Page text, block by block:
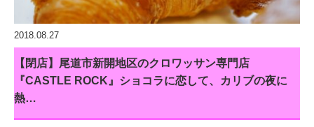
2018.08.27
【閉店】尾道市新開地区のクロワッサン専門店
『CASTLE ROCK』ショコラに恋して、カリブの夜に
熱…